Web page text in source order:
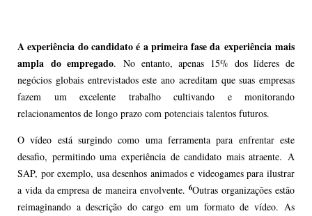
A experiência do candidato é a primeira fase da experiência mais
ampla do empregado. No entanto, apenas 15% dos líderes de
negócios globais entrevistados este ano acreditam que suas empresas
fazem um excelente trabalho cultivando e monitorando
relacionamentos de longo prazo com potenciais talentos futuros.
O vídeo está surgindo como uma ferramenta para enfrentar este
desafio, permitindo uma experiência de candidato mais atraente. A
SAP, por exemplo, usa desenhos animados e videogames para ilustrar
a vida da empresa de maneira envolvente.6Outras organizações estão
reimaginando a descrição do cargo em um formato de vídeo. As